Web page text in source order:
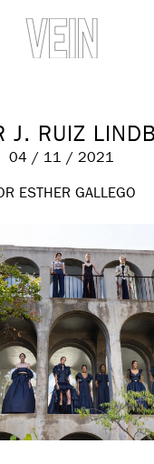
J. RUIZ
04 / 11 / 2021
ESTHER GALLEGO